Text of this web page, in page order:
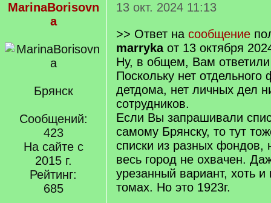
MarinaBorisovn
a
Брянск
Сообщений:
423
На сайте с
2015 г.
Рейтинг:
685
13 окт. 2024 11:13
>> Ответ на сообщение
marrykaот 13 октября
Ну, в общем, Вам ответили
Поскольку нет отдельного
детдома, нет личных дел
сотрудников.
Если Вы запрашивали
самому Брянску, то тут
списки из разных фондов,
весь город не охвачен.
урезанный вариант, хоть и
томах. Но это 1923г.